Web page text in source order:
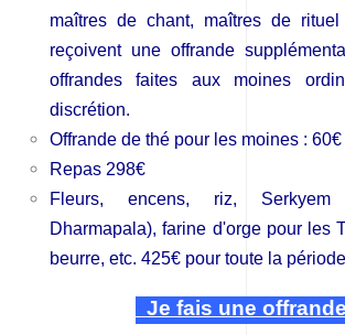
maîtres de chant, maîtres de
reçoivent une offrande
offrandes faites aux moines
discrétion.
Offrande de thé pour les moines : 60€
Repas 298€
Fleurs, encens, riz, Serkyem
Dharmapala), farine d'orge pour les
beurre, etc. 425€ pour toute la
Je fais une offrande